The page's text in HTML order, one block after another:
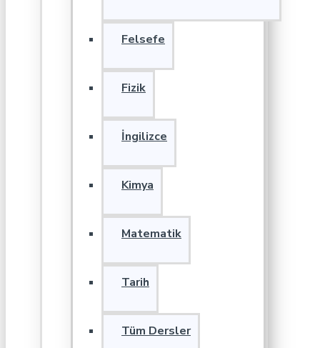
Felsefe
Fizik
İngilizce
Kimya
Matematik
Tarih
Tüm Dersler